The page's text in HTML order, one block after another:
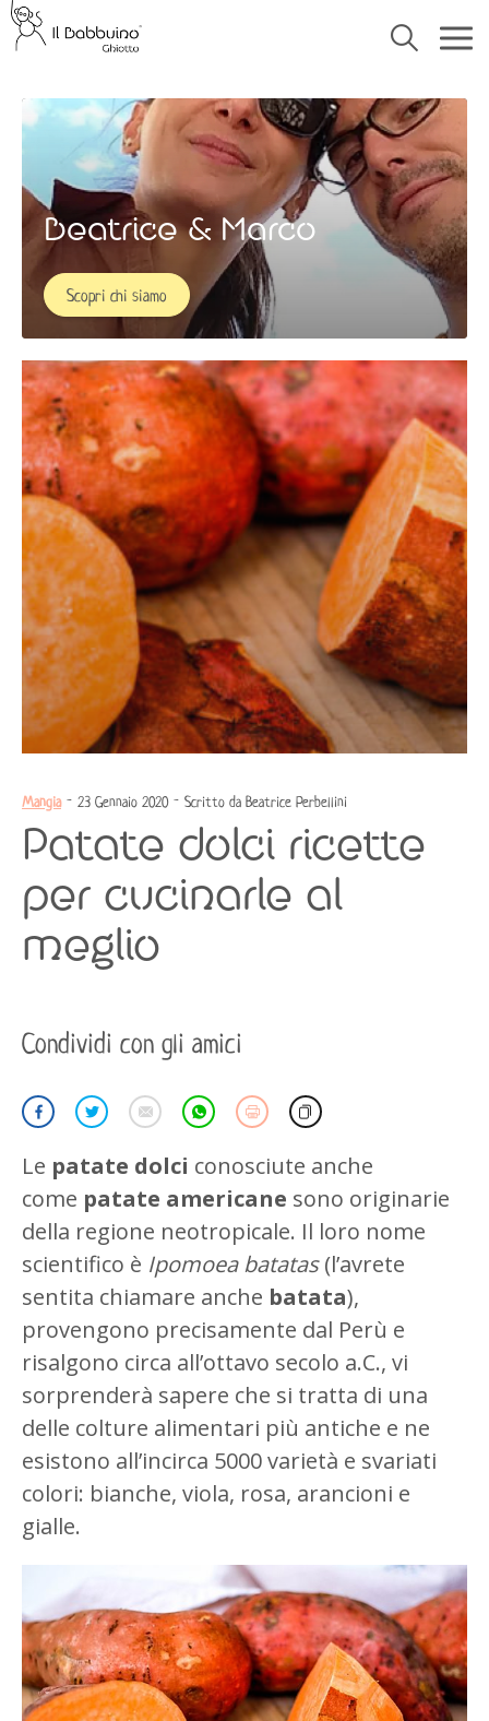
Beatrice & Marco
Scopri chi siamo
Mangia- 23 Gennaio 2020 - Scritto da Beatrice Perbellini
Patate dolci ricette
per cucinarle al
meglio
Condividi con gli amici
Le patate dolci conosciute anche
come patate americane sono originarie
della regione neotropicale. Il loro nome
scientifico è Ipomoea batatas(l’avrete
sentita chiamare anche batata),
provengono precisamente dal Perù e
risalgono circa all’ottavo secolo a.C., vi
sorprenderà sapere che si tratta di una
delle colture alimentari più antiche e ne
esistono all’incirca 5000 varietà e svariati
colori: bianche, viola, rosa, arancioni e
gialle.